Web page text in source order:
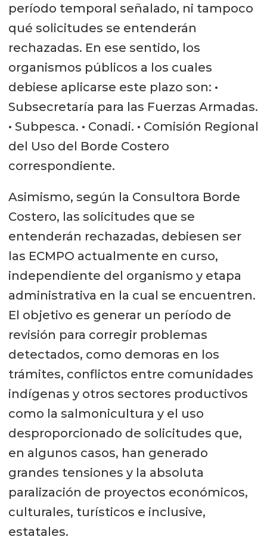
período temporal señalado, ni tampoco
qué solicitudes se entenderán
rechazadas. En ese sentido, los
organismos públicos a los cuales
debiese aplicarse este plazo son: •
Subsecretaría para las Fuerzas Armadas.
• Subpesca. • Conadi. • Comisión Regional
del Uso del Borde Costero
correspondiente.
Asimismo, según la Consultora Borde
Costero, las solicitudes que se
entenderán rechazadas, debiesen ser
las ECMPO actualmente en curso,
independiente del organismo y etapa
administrativa en la cual se encuentren.
El objetivo es generar un período de
revisión para corregir problemas
detectados, como demoras en los
trámites, conflictos entre comunidades
indígenas y otros sectores productivos
como la salmonicultura y el uso
desproporcionado de solicitudes que,
en algunos casos, han generado
grandes tensiones y la absoluta
paralización de proyectos económicos,
culturales, turísticos e inclusive,
estatales.